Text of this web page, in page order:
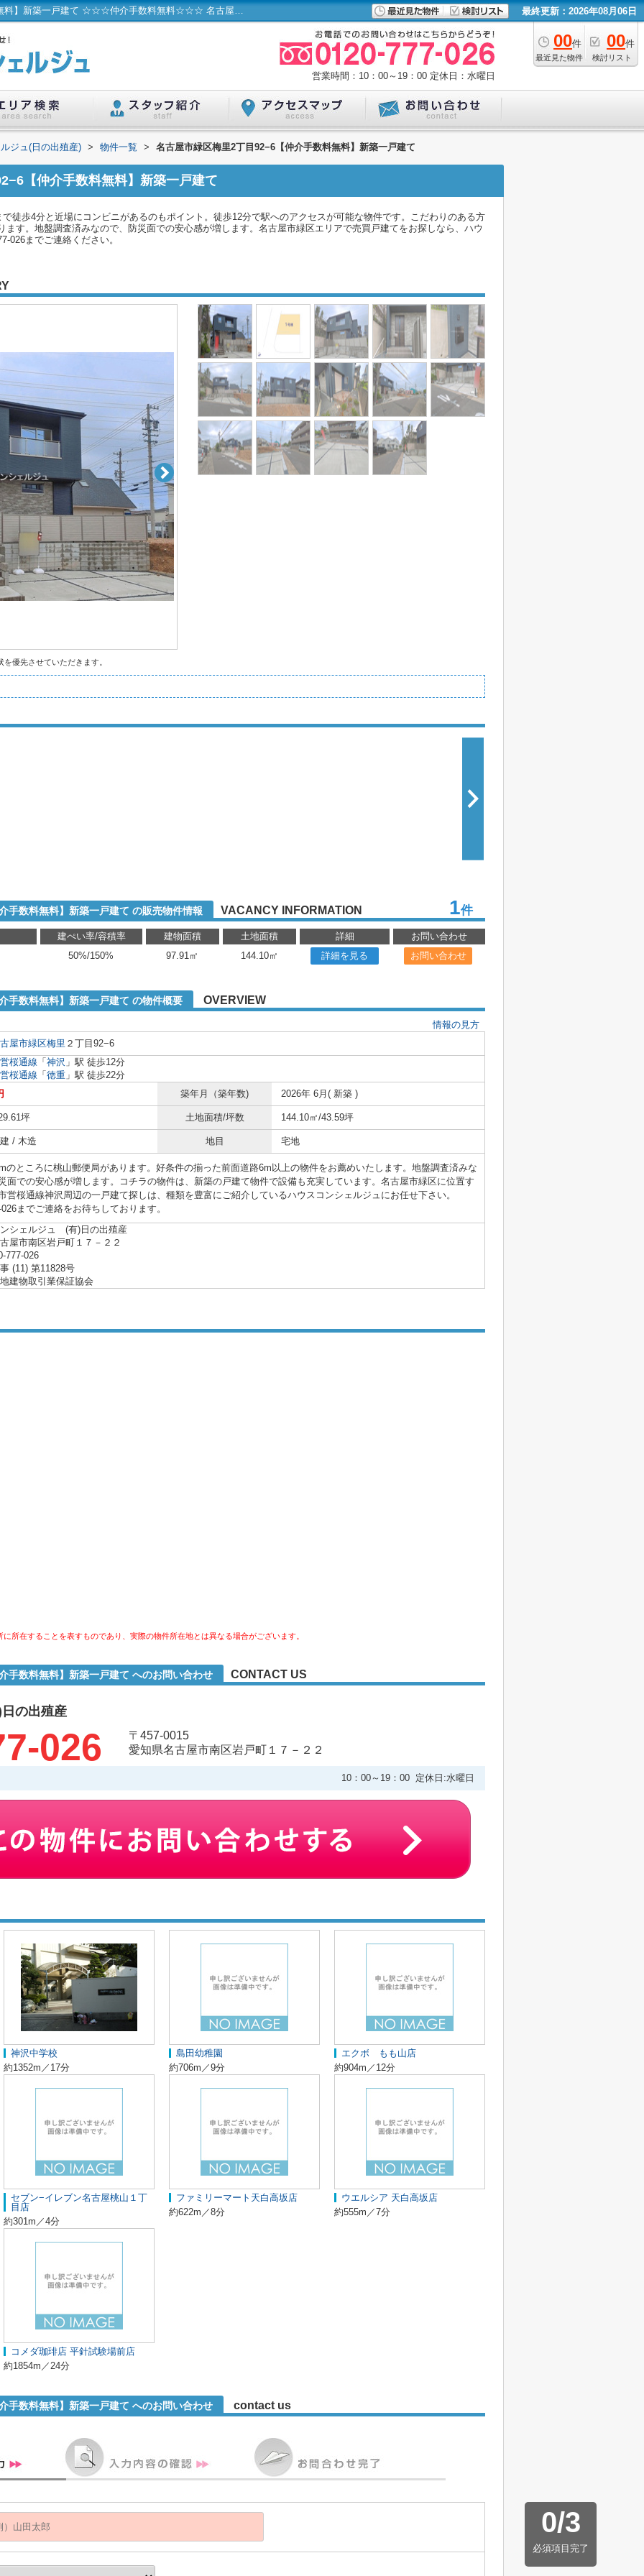
名古屋市緑区梅里2丁目92−6【仲介手数料無料】新築一戸建て ☆☆☆仲介手数料無料☆☆☆ 名古屋市...／ハウスコンシェルジュ(日の出殖産) 最終更新：2026年08月06日
00件
最近見た物件
00件
検討リスト
営業時間：10：00～19：00 定休日：水曜日
ジュ(日の出殖産) > 物件一覧 > 名古屋市緑区梅里2丁目92−6【仲介手数料無料】新築一戸建て
【仲介手数料無料】新築一戸建て
徒歩4分と近場にコンビニがあるのもポイント。徒歩12分で駅へのアクセスが可能な物件です。こだわりのある方
ます。地盤調査済みなので、防災面での安心感が増します。名古屋市緑区エリアで売買戸建てをお探しなら、ハウ
026までご連絡ください。
優先させていただきます。
手数料無料】新築一戸建て の販売物件情報 VACANCY INFORMATION 1件
建ぺい率/容積率 建物面積 土地面積 詳細 お問い合わせ
50%/150% 97.91㎡ 144.10㎡ 詳細を見る お問い合わせ
手数料無料】新築一戸建て の物件概要 OVERVIEW
情報の見方
屋市緑区梅里 ２丁目92−6
桜通線 「 神沢 」駅 徒歩12分
桜通線 「 徳重 」駅 徒歩22分
築年月（築年数) 2026年 6月( 新築 )
坪 土地面積/坪数 144.10㎡/43.59坪
/ 木造 地目 宅地
のところに桃山郵便局があります。好条件の揃った前面道路6m以上の物件をお薦めいたします。地盤調査済みな
面での安心感が増します。コチラの物件は、新築の戸建て物件で設備も充実しています。名古屋市緑区に位置す
営桜通線神沢周辺の一戸建て探しは、種類を豊富にご紹介しているハウスコンシェルジュにお任せ下さい。
までご連絡をお待ちしております。
シェルジュ (有)日の出殖産
屋市南区岩戸町１７－２２
777-026
(11) 第11828号
建物取引業保証協会
所在することを表すものであり、実際の物件所在地とは異なる場合がございます。
手数料無料】新築一戸建て へのお問い合わせ CONTACT US
の出殖産
026
〒457-0015
愛知県名古屋市南区岩戸町１７－２２
10：00～19：00 定休日:水曜日
神沢中学校
約1352m／17分
島田幼稚園
約706m／9分
エクボ もも山店
約904m／12分
セブン−イレブン名古屋桃山１丁
目店
約301m／4分
ファミリーマート天白高坂店
約622m／8分
ウエルシア 天白高坂店
約555m／7分
コメダ珈琲店 平針試験場前店
約1854m／24分
手数料無料】新築一戸建て へのお問い合わせ contact us
0/3
必須項目完了